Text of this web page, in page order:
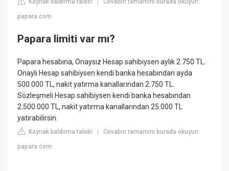
Kaynak kaldırma talebi |Cevabın tamamını burada okuyun:
papara.com
Papara limiti var mı?
Papara hesabına, Onaysız Hesap sahibiysen aylık 2.750 TL.
Onaylı Hesap sahibiysen kendi banka hesabından ayda
500.000 TL, nakit yatırma kanallarından 2.750 TL.
Sözleşmeli Hesap sahibiysen kendi banka hesabından
2.500.000 TL, nakit yatırma kanallarından 25.000 TL
yatırabilirsin.
Kaynak kaldırma talebi |Cevabın tamamını burada okuyun:
papara.com